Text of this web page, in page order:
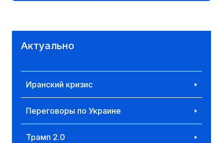
Актуально
Иранский кризис
Переговоры по Украине
Трамп 2.0